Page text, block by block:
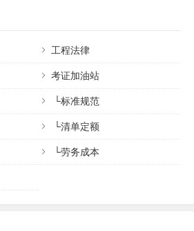
工程法律
考证加油站
└标准规范
└清单定额
└劳务成本